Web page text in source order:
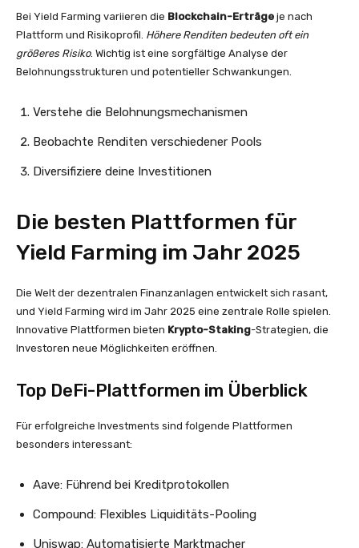
Bei Yield Farming variieren die Blockchain-Erträge je nach
Plattform und Risikoprofil. Höhere Renditen bedeuten oft ein
größeres Risiko. Wichtig ist eine sorgfältige Analyse der
Belohnungsstrukturen und potentieller Schwankungen.
Verstehe die Belohnungsmechanismen
Beobachte Renditen verschiedener Pools
Diversifiziere deine Investitionen
Die besten Plattformen für
Yield Farming im Jahr 2025
Die Welt der dezentralen Finanzanlagen entwickelt sich rasant,
und Yield Farming wird im Jahr 2025 eine zentrale Rolle spielen.
Innovative Plattformen bieten Krypto-Staking-Strategien, die
Investoren neue Möglichkeiten eröffnen.
Top DeFi-Plattformen im Überblick
Für erfolgreiche Investments sind folgende Plattformen
besonders interessant:
Aave: Führend bei Kreditprotokollen
Compound: Flexibles Liquiditäts-Pooling
Uniswap: Automatisierte Marktmacher